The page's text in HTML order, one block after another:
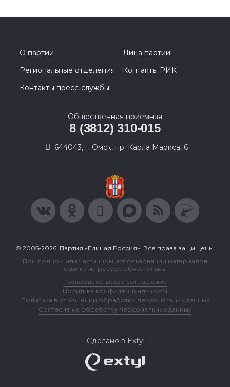
О партии
Лица партии
Региональные отделения
Контакты РИК
Контакты пресс-службы
Общественная приемная
8 (3812) 310-015
644043, г. Омск, пр. Карла Маркса, 6
© 2005-2026, Партия «Единая Россия». Все права защищены.
При полном или частичном использовании материалов
ссылка на ресурс обязательна.
Пользовательское соглашение
Политика конфиденциальности
Политика в отношении обработки персональных данных
Согласие на обработку персональных данных
Сделано в Extyl